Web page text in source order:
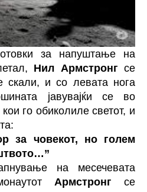
за напуштање на
Нил Армстронг се
скали, и со левата нога
јавувајќи се во
го обиколиле светот, и
за човекот, но голем
на месечевата
Армстронг се